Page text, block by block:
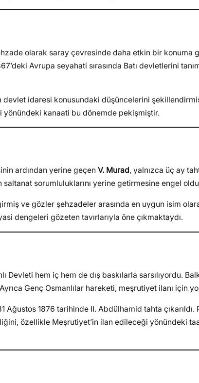
olarak saray çevresinde daha etkin bir konuma
Avrupa seyahati sırasında Batı devletlerini
idaresi konusundaki düşüncelerini
yönündeki kanaati bu dönemde pekişmiştir.
ardından yerine geçen V. Murad, yalnızca üç ay
saltanat sorumluluklarını yerine getirmesine engel
ve gözler şehzadeler arasında en uygun isim
dengeleri gözeten tavırlarıyla öne çıkmaktaydı.
Devleti hem iç hem de dış baskılarla sarsılıyordu.
Genç Osmanlılar hareketi, meşrutiyet ilanı için
1876 tarihinde II. Abdülhamid tahta çıkarıldı.
özellikle Meşrutiyet’in ilan edileceği yönündeki